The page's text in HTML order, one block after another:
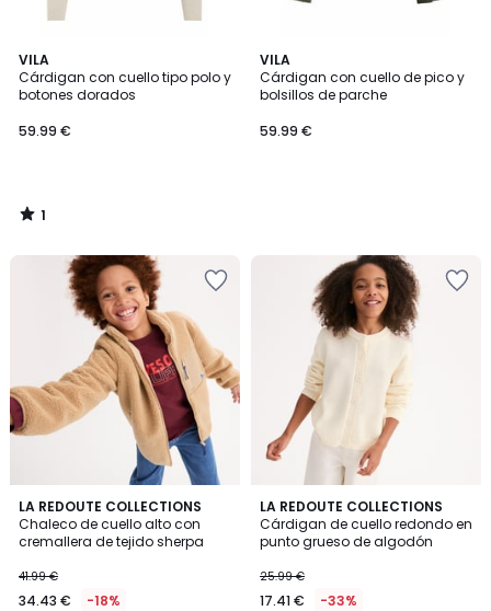
VILA
Cárdigan con cuello tipo polo y
botones dorados
59.99 €
1
/
5
1
/
VILA
Cárdigan con cuello de pico y
bolsillos de parche
59.99 €
LA REDOUTE COLLECTIONS
Chaleco de cuello alto con
cremallera de tejido sherpa
41.99 €
34.43 € -18%
2
Colores
LA REDOUTE COLLECTIONS
Cárdigan de cuello redondo en
punto grueso de algodón
25.99 €
17.41 € -33%
2
Colores